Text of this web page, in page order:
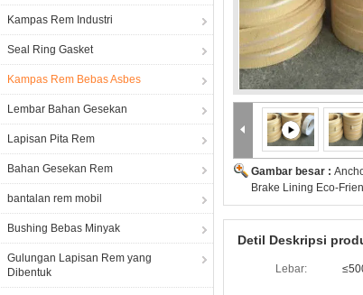
Kampas Rem Industri
Seal Ring Gasket
Kampas Rem Bebas Asbes
Lembar Bahan Gesekan
Lapisan Pita Rem
Bahan Gesekan Rem
bantalan rem mobil
Bushing Bebas Minyak
Gulungan Lapisan Rem yang
Dibentuk
Gambar besar :
Brake Lining Eco-
Detil Deskripsi
Lebar: